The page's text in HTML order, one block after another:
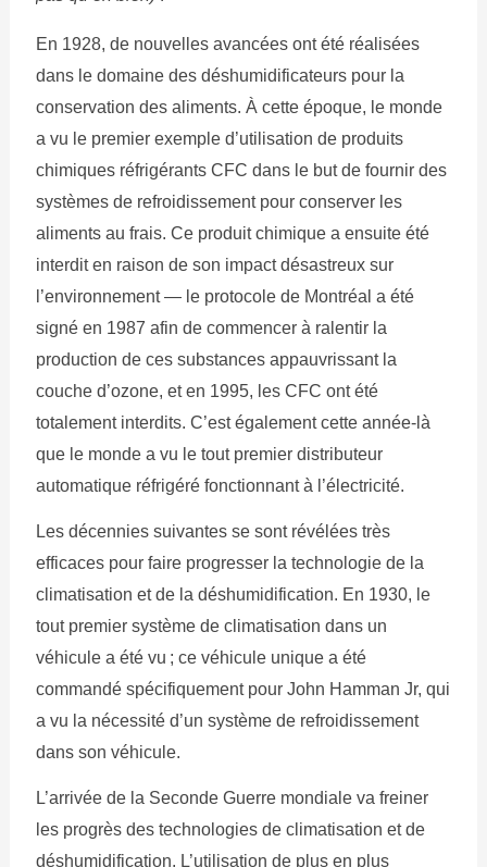
En 1928, de nouvelles avancées ont été réalisées
dans le domaine des déshumidificateurs pour la
conservation des aliments. À cette époque, le monde
a vu le premier exemple d’utilisation de produits
chimiques réfrigérants CFC dans le but de fournir des
systèmes de refroidissement pour conserver les
aliments au frais. Ce produit chimique a ensuite été
interdit en raison de son impact désastreux sur
l’environnement — le protocole de Montréal a été
signé en 1987 afin de commencer à ralentir la
production de ces substances appauvrissant la
couche d’ozone, et en 1995, les CFC ont été
totalement interdits. C’est également cette année-là
que le monde a vu le tout premier distributeur
automatique réfrigéré fonctionnant à l’électricité.
Les décennies suivantes se sont révélées très
efficaces pour faire progresser la technologie de la
climatisation et de la déshumidification. En 1930, le
tout premier système de climatisation dans un
véhicule a été vu ; ce véhicule unique a été
commandé spécifiquement pour John Hamman Jr, qui
a vu la nécessité d’un système de refroidissement
dans son véhicule.
L’arrivée de la Seconde Guerre mondiale va freiner
les progrès des technologies de climatisation et de
déshumidification. L’utilisation de plus en plus